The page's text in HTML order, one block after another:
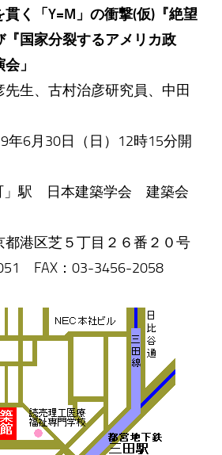
貫く「Y=M」の衝撃(仮)『絶望
国家分裂するアメリカ政
」
先生、古村治彦研究員、中田
年6月30日（日）12時15分開
」駅 日本建築学会 建築会
都港区芝５丁目２６番２０号
FAX：03-3456-2058